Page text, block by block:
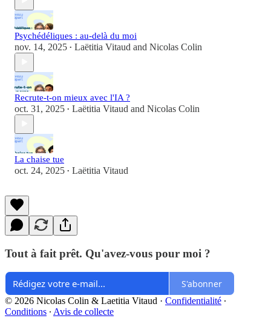
Psychédéliques : au-delà du moi
nov. 14, 2025 • Laëtitia Vitaud and Nicolas Colin
Recrute-t-on mieux avec l'IA ?
oct. 31, 2025 • Laëtitia Vitaud and Nicolas Colin
La chaise tue
oct. 24, 2025 • Laëtitia Vitaud
Tout à fait prêt. Qu'avez-vous pour moi ?
S'abonner
© 2026 Nicolas Colin & Laetitia Vitaud · Confidentialité ∙
Conditions ∙ Avis de collecte